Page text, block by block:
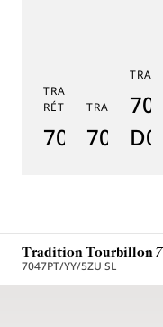
TRADITION SECONDE
RÉTROGRADE 7097
7097BR/
TRADITION
D0
Tradition Tourbillon
7047PT/YY/5ZU SL